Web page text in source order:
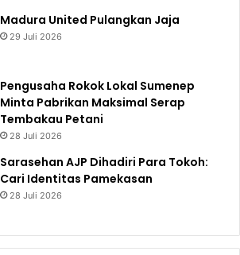
Madura United Pulangkan Jaja
29 Juli 2026
Pengusaha Rokok Lokal Sumenep
Minta Pabrikan Maksimal Serap
Tembakau Petani
28 Juli 2026
Sarasehan AJP Dihadiri Para Tokoh:
Cari Identitas Pamekasan
28 Juli 2026